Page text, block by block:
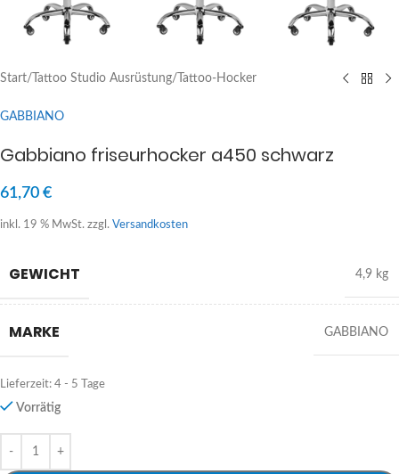
Start/ Tattoo Studio Ausrüstung/ Tattoo-Hocker
GABBIANO
Gabbiano friseurhocker a450 schwarz
61,70 €
inkl. 19 % MwSt. zzgl. Versandkosten
GEWICHT 4,9 kg
MARKE GABBIANO
Lieferzeit: 4 - 5 Tage
Vorrätig
Alternative: